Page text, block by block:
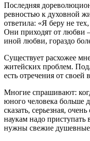
Последняя
ревностью к духовной
ответила: «Я беру не
Они приходят от любви
иной любви, гораздо
Существует расхожее
житейских проблем.
есть отречения от
Многие спрашивают:
юного человека больше
сказать, серьезная,
наукам надо
нужны свежие